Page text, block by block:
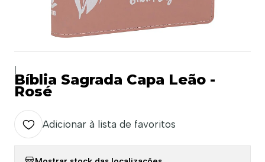
Bíblia Sagrada Capa Leão -
Rosé
Adicionar à lista de favoritos